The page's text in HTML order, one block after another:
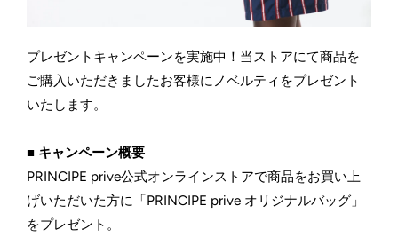
プレゼントキャンペーンを実施中！当ストアにて商品を
ご購入いただきましたお客様にノベルティをプレゼント
いたします。
■ キャンペーン概要
PRINCIPE prive公式オンラインストアで商品をお買い上
げいただいた方に「PRINCIPE prive オリジナルバッグ」
をプレゼント。